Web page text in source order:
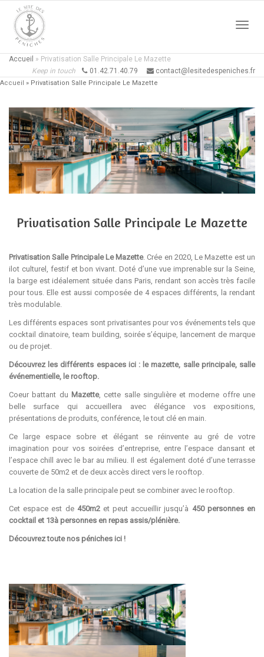
Accueil » Privatisation Salle Principale Le Mazette
Keep in touch
01.42.71.40.79 contact@lesitedespeniches.fr
Accueil » Privatisation Salle Principale Le Mazette
Privatisation Salle Principale Le Mazette
Privatisation Salle Principale Le Mazette. Crée en 2020, Le Mazette est un
ilot culturel, festif et bon vivant. Doté d’une vue imprenable sur la Seine,
la barge est idéalement située dans Paris, rendant son accès très facile
pour tous. Elle est aussi composée de 4 espaces différents, la rendant
très modulable.
Les différents espaces sont privatisantes pour vos événements tels que
cocktail dinatoire, team building, soirée s’équipe, lancement de marque
ou de projet.
Découvrez les différents espaces ici : le mazette, salle principale, salle
événementielle, le rooftop.
Coeur battant du Mazette, cette salle singulière et moderne offre une
belle surface qui accueillera avec élégance vos expositions,
présentations de produits, conférence, le tout clé en main.
Ce large espace sobre et élégant se réinvente au gré de votre
imagination pour vos soirées d’entreprise, entre l’espace dansant et
l’espace chill avec le bar au milieu. Il est également doté d’une terrasse
couverte de 50m2 et de deux accès direct vers le rooftop.
La location de la salle principale peut se combiner avec le rooftop.
Cet espace est de 450m2et peut accueillir jusqu’à 450 personnes en
cocktail et 13à personnes en repas assis/plénière.
Découvrez toute nos péniches ici !